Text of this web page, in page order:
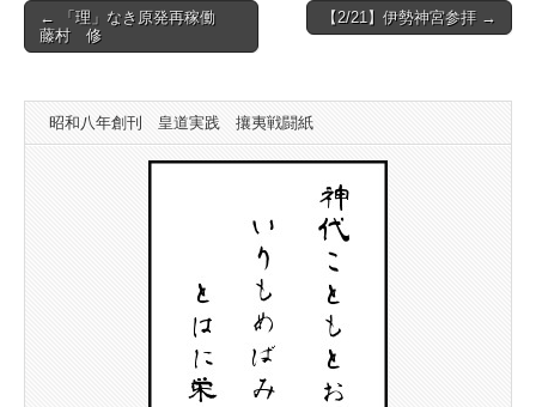
Post
navigation
← 「理」なき原発再稼働
藤村 修
【2/21】伊勢神宮参拝 →
昭和八年創刊 皇道実践 攘夷戦闘紙